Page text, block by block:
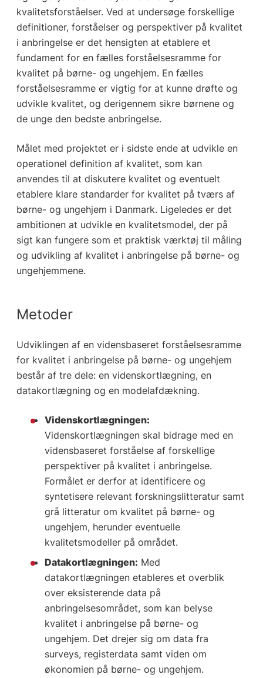
kvalitetsforståelser. Ved at undersøge forskellige
definitioner, forståelser og perspektiver på kvalitet
i anbringelse er det hensigten at etablere et
fundament for en fælles forståelsesramme for
kvalitet på børne- og ungehjem. En fælles
forståelsesramme er vigtig for at kunne drøfte og
udvikle kvalitet, og derigennem sikre børnene og
de unge den bedste anbringelse.
Målet med projektet er i sidste ende at udvikle en
operationel definition af kvalitet, som kan
anvendes til at diskutere kvalitet og eventuelt
etablere klare standarder for kvalitet på tværs af
børne- og ungehjem i Danmark. Ligeledes er det
ambitionen at udvikle en kvalitetsmodel, der på
sigt kan fungere som et praktisk værktøj til måling
og udvikling af kvalitet i anbringelse på børne- og
ungehjemmene.
Metoder
Udviklingen af en vidensbaseret forståelsesramme
for kvalitet i anbringelse på børne- og ungehjem
består af tre dele: en videnskortlægning, en
datakortlægning og en modelafdækning.
Videnskortlægningen:
Videnskortlægningen skal bidrage med en
vidensbaseret forståelse af forskellige
perspektiver på kvalitet i anbringelse.
Formålet er derfor at identificere og
syntetisere relevant forskningslitteratur samt
grå litteratur om kvalitet på børne- og
ungehjem, herunder eventuelle
kvalitetsmodeller på området.
Datakortlægningen: Med
datakortlægningen etableres et overblik
over eksisterende data på
anbringelsesområdet, som kan belyse
kvalitet i anbringelse på børne- og
ungehjem. Det drejer sig om data fra
surveys, registerdata samt viden om
økonomien på børne- og ungehjem.